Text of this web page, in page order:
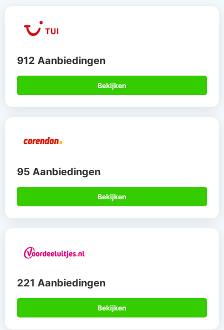
912 Aanbiedingen
Bekijken
95 Aanbiedingen
Bekijken
221 Aanbiedingen
Bekijken